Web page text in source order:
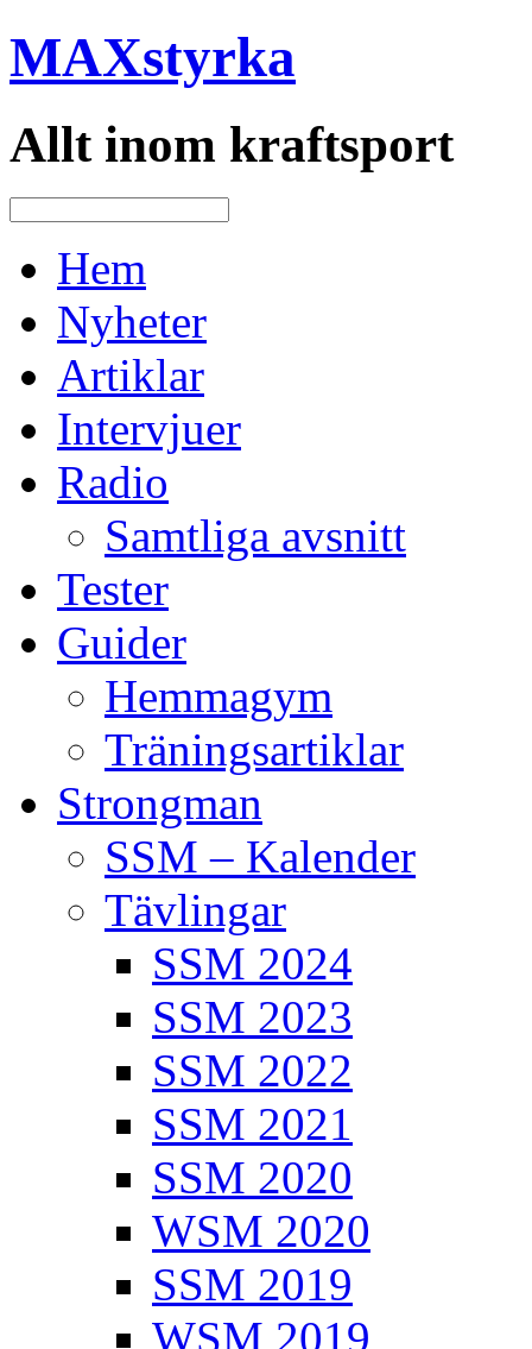
MAXstyrka
Allt inom kraftsport
Hem
Nyheter
Artiklar
Intervjuer
Radio
Samtliga avsnitt
Tester
Guider
Hemmagym
Träningsartiklar
Strongman
SSM – Kalender
Tävlingar
SSM 2024
SSM 2023
SSM 2022
SSM 2021
SSM 2020
WSM 2020
SSM 2019
WSM 2019